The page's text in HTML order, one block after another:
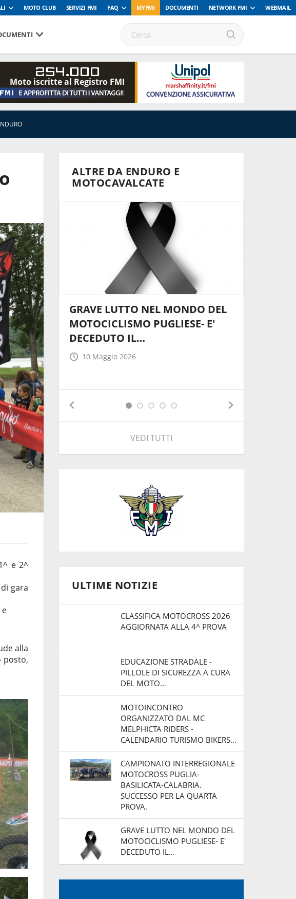
MOTO CLUB SERVIZI FMI FAQ MYFMI DOCUMENTI NETWORK FMI WEBMAIL
254.000
Moto iscritte al Registro FMI
» »
e 2^
gara
e
alla
posto,
ALTRE DA ENDURO E
MOTOCAVALCATE
2025 E
CLUB
GRAVE LUTTO NEL MONDO DEL
MOTOCICLISMO PUGLIESE- E'
DECEDUTO IL…
10 Maggio 2026
VEDI TUTTI
ULTIME NOTIZIE
CLASSIFICA MOTOCROSS 2026
AGGIORNATA ALLA 4^ PROVA
EDUCAZIONE STRADALE -
PILLOLE DI SICUREZZA A CURA
DEL MOTO…
MOTOINCONTRO
ORGANIZZATO DAL MC
MELPHICTA RIDERS -
CALENDARIO TURISMO BIKERS…
CAMPIONATO INTERREGIONALE
MOTOCROSS PUGLIA-
BASILICATA-CALABRIA.
SUCCESSO PER LA QUARTA
PROVA.
GRAVE LUTTO NEL MONDO DEL
MOTOCICLISMO PUGLIESE- E'
DECEDUTO IL…